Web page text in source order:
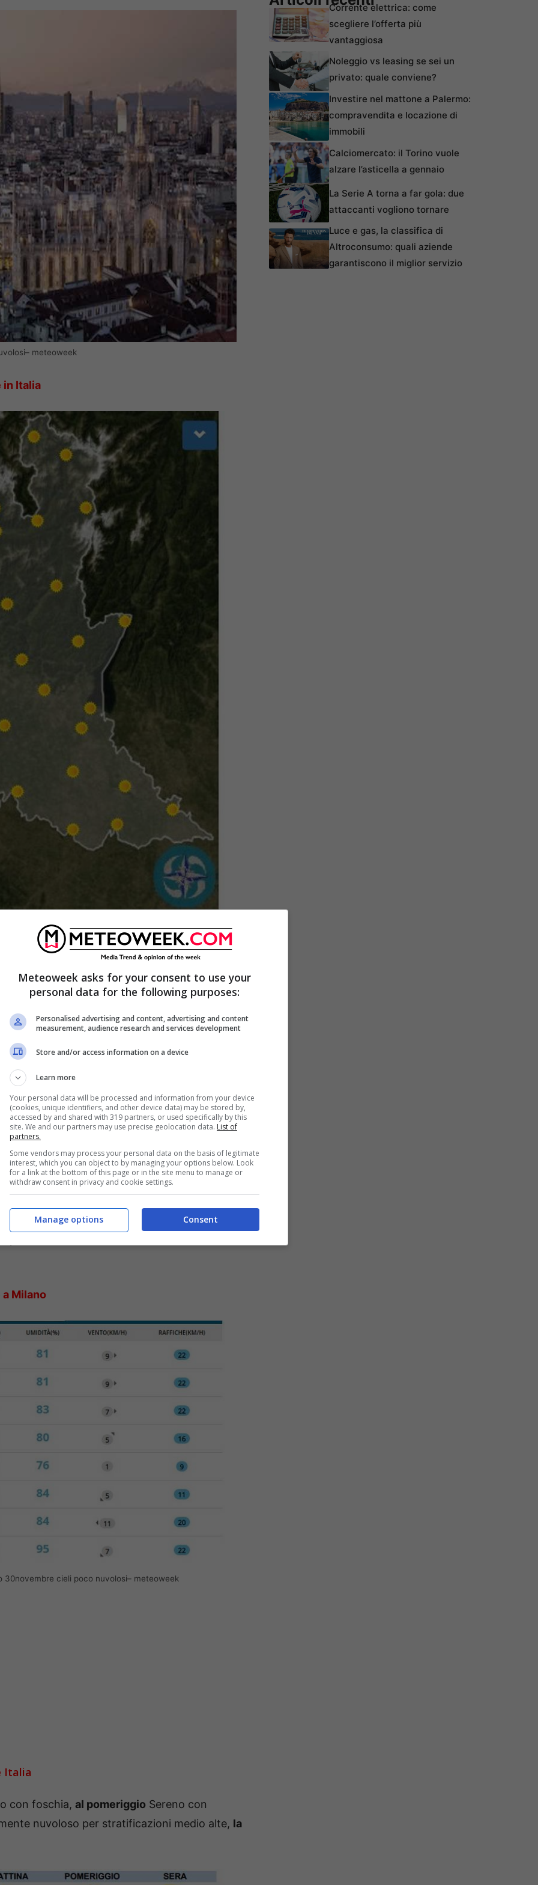
meteoweek
in Italia
cieli poco nuvolosi– meteoweek
in prevalenza sereni o poco nuvolosi per l’intera
non sono previste piogge. Durante la
saranno al mattino
e proverranno da
a Milano
cieli poco nuvolosi– meteoweek
Italia
con foschia, al pomeriggio Sereno con
nuvoloso per stratificazioni medio alte, la
Corrente elettrica: come
scegliere l’offerta più
vantaggiosa
Noleggio vs leasing se sei un
privato: quale conviene?
Investire nel mattone a Palermo:
compravendita e locazione di
immobili
Calciomercato: il Torino vuole
alzare l’asticella a gennaio
La Serie A torna a far gola: due
attaccanti vogliono tornare
Luce e gas, la classifica di
Altroconsumo: quali aziende
garantiscono il miglior servizio
Meteoweek asks for your consent to use your
personal data for the following purposes:
Personalised advertising and content, advertising and content
measurement, audience research and services development
Store and/or access information on a device
Learn more
Your personal data will be processed and information from your device
(cookies, unique identifiers, and other device data) may be stored by,
accessed by and shared with 319 partners, or used specifically by this
site. We and our partners may use precise geolocation data. List of
partners.
Some vendors may process your personal data on the basis of legitimate
interest, which you can object to by managing your options below. Look
for a link at the bottom of this page or in the site menu to manage or
withdraw consent in privacy and cookie settings.
Consent
Manage options